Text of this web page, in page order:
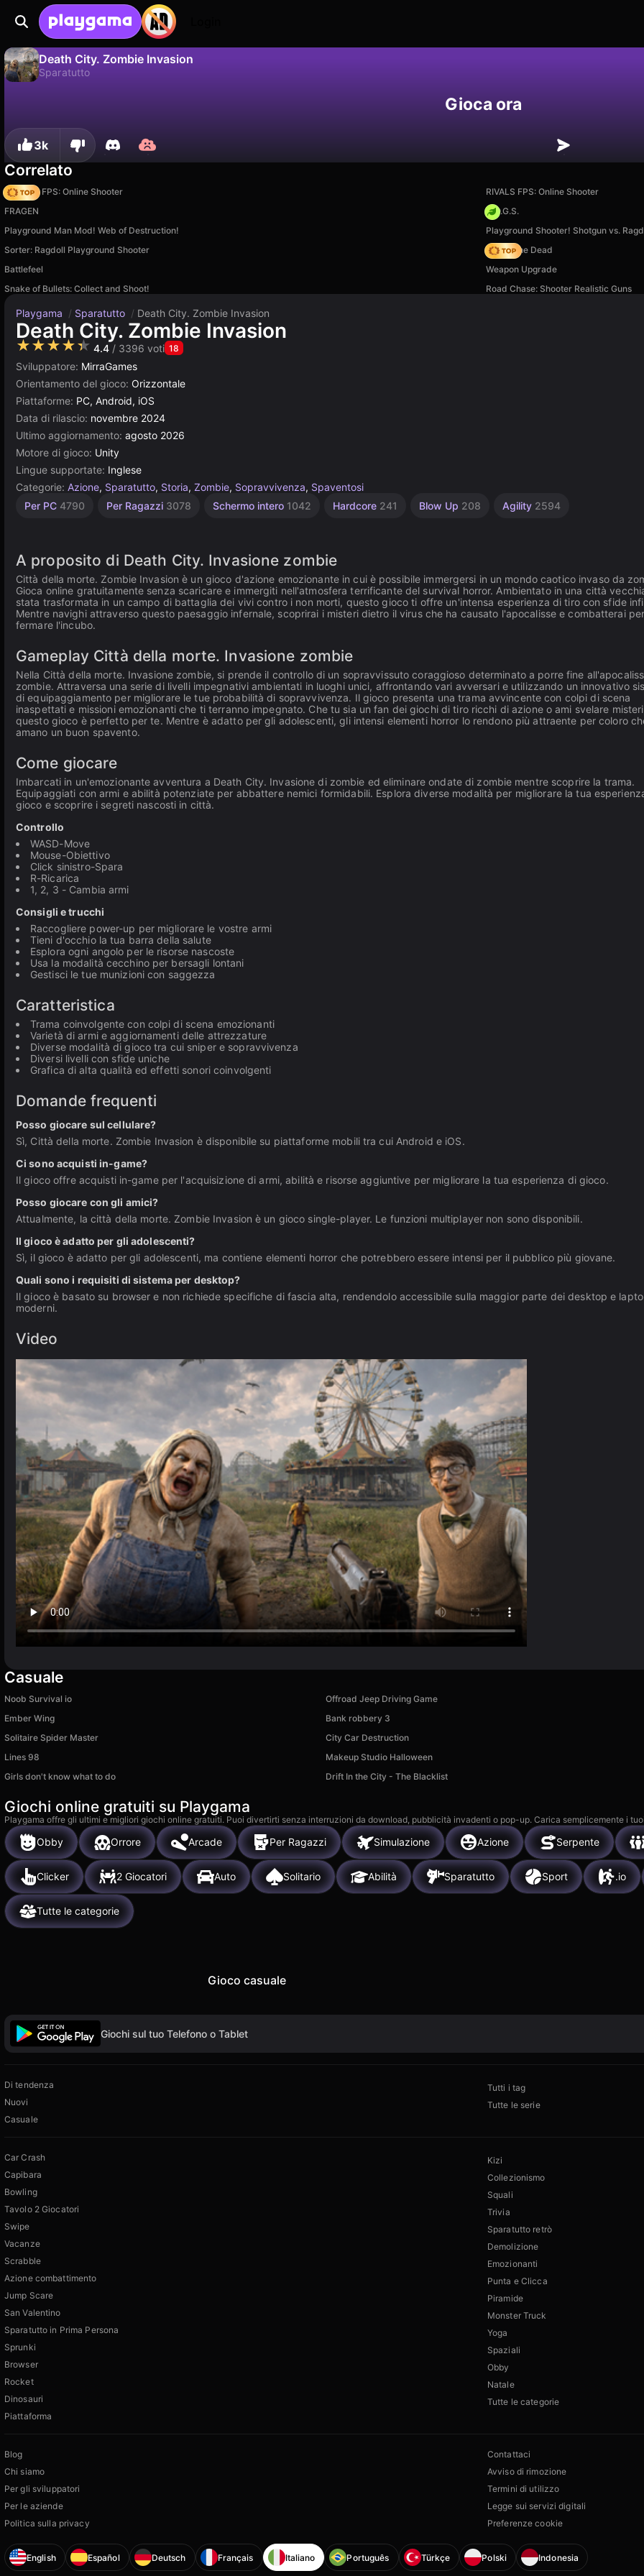
Death City. Zombie Invasion
Sparatutto
Gioca ora
3k
Correlato
Hazmob FPS: Online Shooter
RIVALS FPS: Online Shooter
FRAGEN
H.O.G.S.
Playground Man Mod! Web of Destruction!
Playground Shooter! Shotgun vs.
Sorter: Ragdoll Playground Shooter
Rise of the Dead
Battlefeel
Weapon Upgrade
Snake of Bullets: Collect and Shoot!
Road Chase: Shooter Realistic Guns
Playgama / Sparatutto / Death City. Zombie Invasion
Death City. Zombie Invasion
★★★★★ 4.4 / 3396 voti 18
Sviluppatore: MirraGames
Orientamento del gioco: Orizzontale
Piattaforme: PC, Android, iOS
Data di rilascio: novembre 2024
Ultimo aggiornamento: agosto 2026
Motore di gioco: Unity
Lingue supportate: Inglese
Categorie: Azione, Sparatutto, Storia, Zombie, Sopravvivenza, Spaventosi
Per PC 4790 Per Ragazzi 3078 Schermo intero 1042 Hardcore 241 Blow Up 208 Agility 2594
Desktop
Per 1
Indie
Alta
Dungeon
Russi
Open
Browser
Unity
A proposito di Death City. Invasione zombie
Città della morte. Zombie Invasion è un gioco d'azione emozionante in cui è possibile immergersi in un mondo caotico invaso da
Gioca online gratuitamente senza scaricare e immergiti nell'atmosfera terrificante del survival horror. Ambientato in una città
stata trasformata in un campo di battaglia dei vivi contro i non morti, questo gioco ti offre un'intensa esperienza di tiro con sfide
Mentre navighi attraverso questo paesaggio infernale, scoprirai i misteri dietro il virus che ha causato l'apocalisse e combatterai
fermare l'incubo.
Gameplay Città della morte. Invasione zombie
Nella Città della morte. Invasione zombie, si prende il controllo di un sopravvissuto coraggioso determinato a porre fine
zombie. Attraversa una serie di livelli impegnativi ambientati in luoghi unici, affrontando vari avversari e utilizzando un innovativo
di equipaggiamento per migliorare le tue probabilità di sopravvivenza. Il gioco presenta una trama avvincente con colpi di scena
inaspettati e missioni emozionanti che ti terranno impegnato. Che tu sia un fan dei giochi di tiro ricchi di azione o ami svelare
questo gioco è perfetto per te. Mentre è adatto per gli adolescenti, gli intensi elementi horror lo rendono più attraente per coloro
amano un buon spavento.
Come giocare
Imbarcati in un'emozionante avventura a Death City. Invasione di zombie ed eliminare ondate di zombie mentre scoprire la trama.
Equipaggiati con armi e abilità potenziate per abbattere nemici formidabili. Esplora diverse modalità per migliorare la tua
gioco e scoprire i segreti nascosti in città.
Controllo
WASD-Move
Mouse-Obiettivo
Click sinistro-Spara
R-Ricarica
1, 2, 3 - Cambia armi
Consigli e trucchi
Raccogliere power-up per migliorare le vostre armi
Tieni d'occhio la tua barra della salute
Esplora ogni angolo per le risorse nascoste
Usa la modalità cecchino per bersagli lontani
Gestisci le tue munizioni con saggezza
Caratteristica
Trama coinvolgente con colpi di scena emozionanti
Varietà di armi e aggiornamenti delle attrezzature
Diverse modalità di gioco tra cui sniper e sopravvivenza
Diversi livelli con sfide uniche
Grafica di alta qualità ed effetti sonori coinvolgenti
Domande frequenti
Posso giocare sul cellulare?
Sì, Città della morte. Zombie Invasion è disponibile su piattaforme mobili tra cui Android e iOS.
Ci sono acquisti in-game?
Il gioco offre acquisti in-game per l'acquisizione di armi, abilità e risorse aggiuntive per migliorare la tua esperienza di gioco.
Posso giocare con gli amici?
Attualmente, la città della morte. Zombie Invasion è un gioco single-player. Le funzioni multiplayer non sono disponibili.
Il gioco è adatto per gli adolescenti?
Sì, il gioco è adatto per gli adolescenti, ma contiene elementi horror che potrebbero essere intensi per il pubblico più giovane.
Quali sono i requisiti di sistema per desktop?
Il gioco è basato su browser e non richiede specifiche di fascia alta, rendendolo accessibile sulla maggior parte dei desktop e
moderni.
Video
Casuale
Noob Survival io
Offroad Jeep Driving Game
Ember Wing
Bank robbery 3
Solitaire Spider Master
City Car Destruction
Lines 98
Makeup Studio Halloween
Girls don't know what to do
Drift In the City - The Blacklist
Giochi online gratuiti su Playgama
Playgama offre gli ultimi e migliori giochi online gratuiti. Puoi divertirti senza interruzioni da download, pubblicità invadenti o pop-up. Carica semplicemente i
Obby Orrore Arcade Per Ragazzi Simulazione Azione Serpente
Clicker 2 Giocatori Auto Solitario Abilità Sparatutto Sport .io
Tutte le categorie
Gioco casuale
Giochi sul tuo Telefono o Tablet
Di tendenza
Nuovi
Casuale
Tutti i tag
Tutte le serie
Car Crash
Capibara
Bowling
Tavolo 2 Giocatori
Swipe
Vacanze
Scrabble
Azione combattimento
Jump Scare
San Valentino
Sparatutto in Prima Persona
Sprunki
Browser
Rocket
Dinosauri
Piattaforma
Kizi
Collezionismo
Squali
Trivia
Sparatutto retrò
Demolizione
Emozionanti
Punta e Clicca
Piramide
Monster Truck
Yoga
Spaziali
Obby
Natale
Tutte le categorie
Blog
Chi siamo
Per gli sviluppatori
Per le aziende
Politica sulla privacy
Contattaci
Avviso di rimozione
Termini di utilizzo
Legge sui servizi digitali
Preferenze cookie
English Español Deutsch Français Italiano Português Türkçe Polski Indonesia